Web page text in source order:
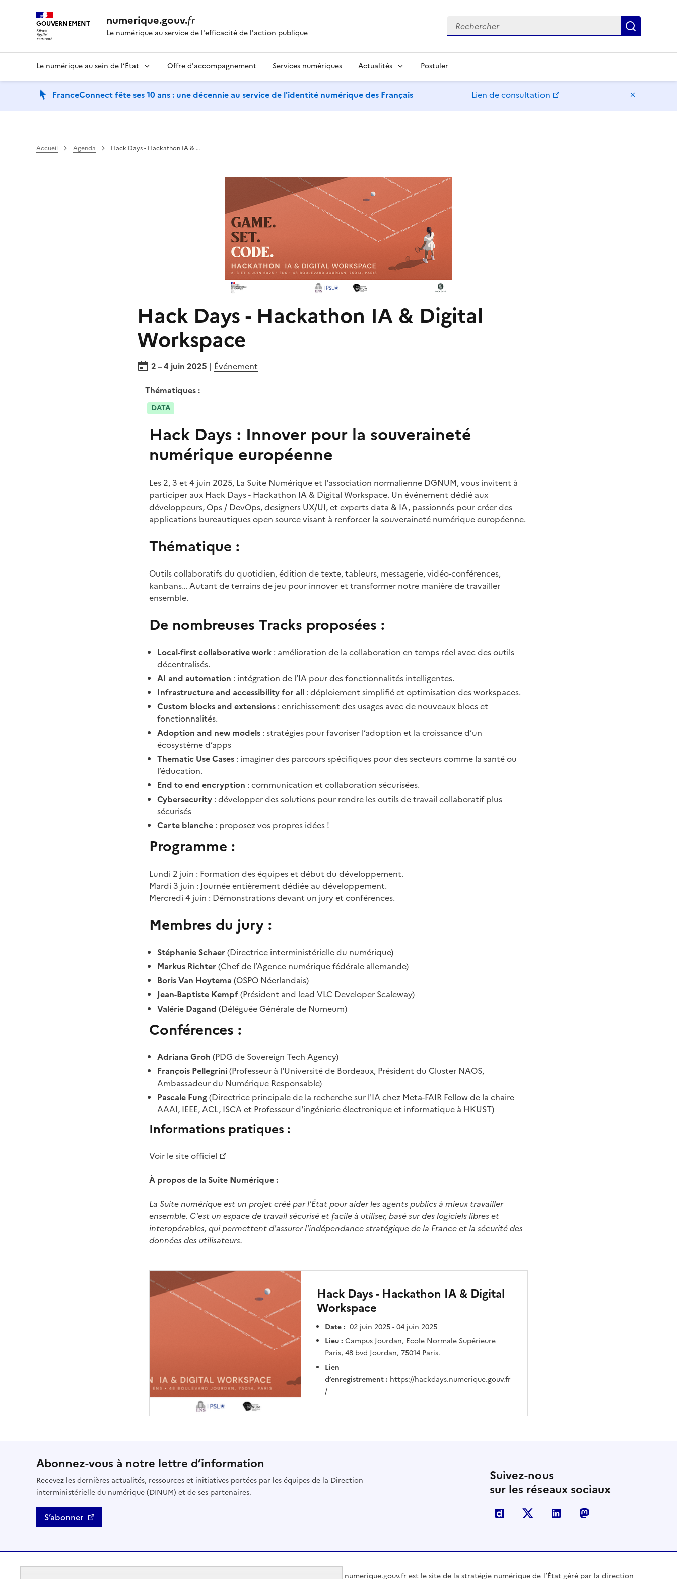
GOUVERNEMENT numerique.gouv.fr
Le numérique au service de l'efficacité de l'action publique
Rechercher
Le numérique au sein de l’État Offre d'accompagnement Services numériques Actualités Postuler
FranceConnect fête ses 10 ans : une décennie au service de l'identité numérique des Français Lien de consultation
Accueil Agenda Hack Days - Hackathon IA & …
Hack Days - Hackathon IA & Digital
Workspace
2 – 4 juin 2025 | Événement
Thématiques :
DATA
Hack Days : Innover pour la souveraineté
numérique européenne
Les 2, 3 et 4 juin 2025, La Suite Numérique et l'association normalienne DGNUM, vous invitent à
participer aux Hack Days - Hackathon IA & Digital Workspace. Un événement dédié aux
développeurs, Ops / DevOps, designers UX/UI, et experts data & IA, passionnés pour créer des
applications bureautiques open source visant à renforcer la souveraineté numérique européenne.
Thématique :
Outils collaboratifs du quotidien, édition de texte, tableurs, messagerie, vidéo-conférences,
kanbans… Autant de terrains de jeu pour innover et transformer notre manière de travailler
ensemble.
De nombreuses Tracks proposées :
Local-first collaborative work : amélioration de la collaboration en temps réel avec des outils
décentralisés.
AI and automation : intégration de l’IA pour des fonctionnalités intelligentes.
Infrastructure and accessibility for all : déploiement simplifié et optimisation des workspaces.
Custom blocks and extensions : enrichissement des usages avec de nouveaux blocs et
fonctionnalités.
Adoption and new models : stratégies pour favoriser l’adoption et la croissance d’un
écosystème d’apps
Thematic Use Cases : imaginer des parcours spécifiques pour des secteurs comme la santé ou
l’éducation.
End to end encryption : communication et collaboration sécurisées.
Cybersecurity : développer des solutions pour rendre les outils de travail collaboratif plus
sécurisés
Carte blanche : proposez vos propres idées !
Programme :
Lundi 2 juin : Formation des équipes et début du développement.
Mardi 3 juin : Journée entièrement dédiée au développement.
Mercredi 4 juin : Démonstrations devant un jury et conférences.
Membres du jury :
Stéphanie Schaer (Directrice interministérielle du numérique)
Markus Richter (Chef de l’Agence numérique fédérale allemande)
Boris Van Hoytema (OSPO Néerlandais)
Jean-Baptiste Kempf(Président and lead VLC Developer Scaleway)
Valérie Dagand (Déléguée Générale de Numeum)
Conférences :
Adriana Groh (PDG de Sovereign Tech Agency)
François Pellegrini(Professeur à l'Université de Bordeaux, Président du Cluster NAOS,
Ambassadeur du Numérique Responsable)
Pascale Fung(Directrice principale de la recherche sur l'IA chez Meta-FAIR Fellow de la chaire
AAAI, IEEE, ACL, ISCA et Professeur d'ingénierie électronique et informatique à HKUST)
Informations pratiques :
(Ouvre une nouvelle fenêtre)
Voir le site officiel
À propos de la Suite Numérique :
La Suite numérique est un projet créé par l'État pour aider les agents publics à mieux travailler
ensemble. C'est un espace de travail sécurisé et facile à utiliser, basé sur des logiciels libres et
interopérables, qui permettent d'assurer l'indépendance stratégique de la France et la sécurité des
données des utilisateurs.
Hack Days - Hackathon IA & Digital
Workspace
Date : 02 juin 2025 - 04 juin 2025
Lieu : Campus Jourdan, Ecole Normale Supérieure
Paris, 48 bvd Jourdan, 75014 Paris.
Lien
d’enregistrement : https://hackdays.numerique.gouv.fr
/
Abonnez-vous à notre lettre d’information
Recevez les dernières actualités, ressources et initiatives portées par les équipes de la Direction
interministérielle du numérique (DINUM) et de ses partenaires.
S’abonner
Suivez-nous
sur les réseaux sociaux
Dailymotion Linkedin
numerique.gouv.fr est le site de la stratégie numérique de l’État géré par la direction